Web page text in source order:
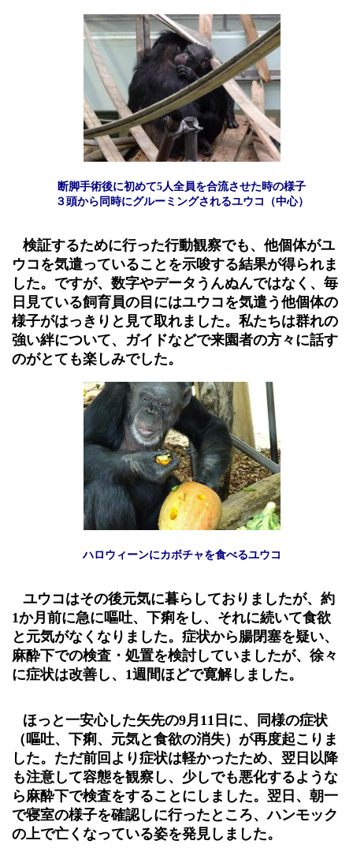
断脚手術後に初めて5人全員を合流させた時の様子
３頭から同時にグルーミングされるユウコ（中心）
検証するために行った行動観察でも、他個体がユ
ウコを気遣っていることを示唆する結果が得られま
した。ですが、数字やデータうんぬんではなく、毎
日見ている飼育員の目にはユウコを気遣う他個体の
様子がはっきりと見て取れました。私たちは群れの
強い絆について、ガイドなどで来園者の方々に話す
のがとても楽しみでした。
ハロウィーンにカボチャを食べるユウコ
ユウコはその後元気に暮らしておりましたが、約
1か月前に急に嘔吐、下痢をし、それに続いて食欲
と元気がなくなりました。症状から腸閉塞を疑い、
麻酔下での検査・処置を検討していましたが、徐々
に症状は改善し、 1週間ほどで寛解しました。
ほっと一安心した矢先の9月 11 日に、同様の症状
（嘔吐、下痢、元気と食欲の消失）が再度起こりま
した。ただ前回より症状は軽かったため、翌日以降
も注意して容態を観察し、少しでも悪化するような
ら麻酔下で検査をすることにしました。翌日、朝一
で寝室の様子を確認しに行ったところ、ハンモック
の上で亡くなっている姿を発見しました。